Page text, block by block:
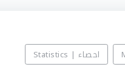
احصاء | Statistics